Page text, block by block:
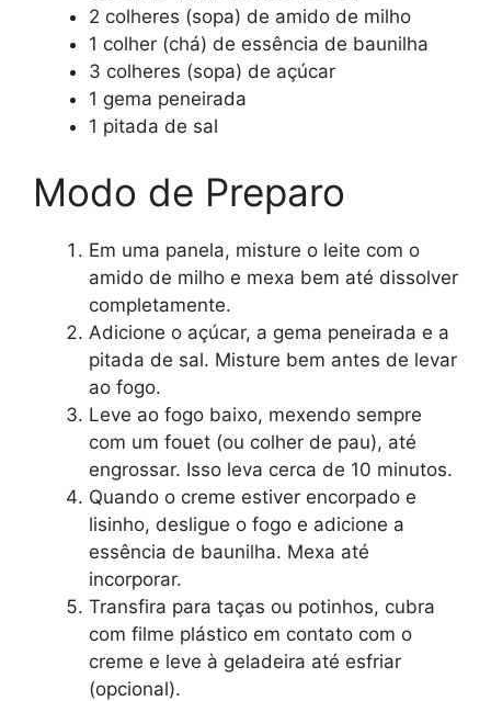
2 colheres (sopa) de amido de milho
1 colher (chá) de essência de baunilha
3 colheres (sopa) de açúcar
1 gema peneirada
1 pitada de sal
Modo de Preparo
Em uma panela, misture o leite com o
amido de milho e mexa bem até dissolver
completamente.
Adicione o açúcar, a gema peneirada e a
pitada de sal. Misture bem antes de levar
ao fogo.
Leve ao fogo baixo, mexendo sempre
com um fouet (ou colher de pau), até
engrossar. Isso leva cerca de 10 minutos.
Quando o creme estiver encorpado e
lisinho, desligue o fogo e adicione a
essência de baunilha. Mexa até
incorporar.
Transfira para taças ou potinhos, cubra
com filme plástico em contato com o
creme e leve à geladeira até esfriar
(opcional).